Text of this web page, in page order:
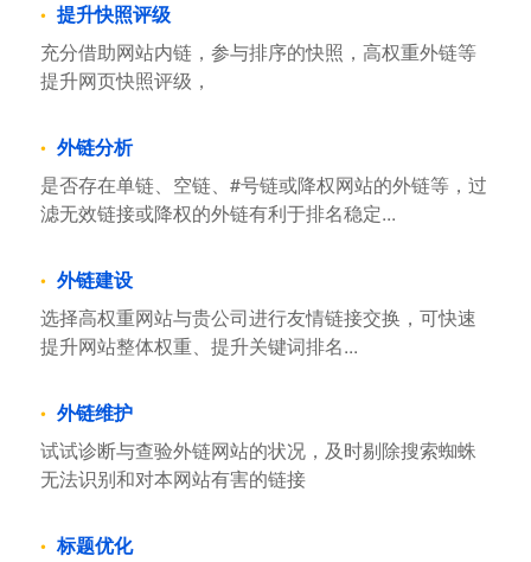
提升快照评级
充分借助网站内链，参与排序的快照，高权重外链等
提升网页快照评级，
外链分析
是否存在单链、空链、#号链或降权网站的外链等，过
滤无效链接或降权的外链有利于排名稳定...
外链建设
选择高权重网站与贵公司进行友情链接交换，可快速
提升网站整体权重、提升关键词排名...
外链维护
试试诊断与查验外链网站的状况，及时剔除搜索蜘蛛
无法识别和对本网站有害的链接
标题优化